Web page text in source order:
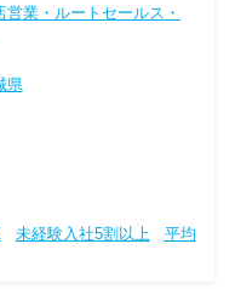
営業・ルートセールス・
県
未経験入社5割以上
平均